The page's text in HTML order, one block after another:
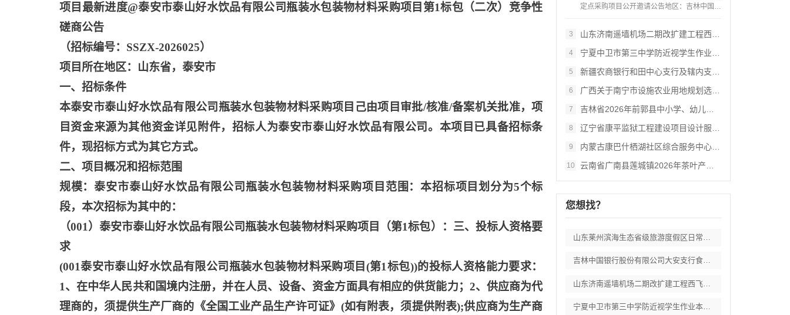
项目最新进度@泰安市泰山好水饮品有限公司瓶装水包装物材料采购项目第1标包（二次）竞争性
磋商公告
（招标编号： SSZX-2026025）
项目所在地区：山东省，泰安市
一、招标条件
本泰安市泰山好水饮品有限公司瓶装水包装物材料采购项目己由项目审批/核准/备案机关批准，项
目资金来源为其他资金详见附件，招标人为泰安市泰山好水饮品有限公司。本项目已具备招标条
件，现招标方式为其它方式。
二、项目概况和招标范围
规模：泰安市泰山好水饮品有限公司瓶装水包装物材料采购项目范围：本招标项目划分为5个标
段，本次招标为其中的：
（001）泰安市泰山好水饮品有限公司瓶装水包装物材料采购项目（第1标包）：三、投标人资格要
求
(001泰安市泰山好水饮品有限公司瓶装水包装物材料采购项目(第1标包))的投标人资格能力要求：
1、在中华人民共和国境内注册，并在人员、设备、资金方面具有相应的供货能力；2、供应商为代
理商的，须提供生产厂商的《全国工业产品生产许可证》(如有附表，须提供附表);供应商为生产商
定点采购项目公开邀请公告地区：吉林中国银
3
山东济南遥墙机场二期改扩建工程西飞行区场
4 宁夏中卫市第三中学防近视学生作业本采购项
5 新疆农商银行和田中心支行及辖内支行职工体
6 广西关于南宁市设施农业用地规划选址审查数
7 吉林省2026年前郭县中小学、幼儿园食堂
8 辽宁省康平监狱工程建设项目设计服务供应商
9 内蒙古康巴什栖湖社区综合服务中心--外立
10 云南省广南县莲城镇2026年茶叶产业提质
您想找？
山东莱州滨海生态省级旅游度假区日常运维委
吉林中国银行股份有限公司大安支行食堂食品
宁夏中卫市第三中学防近视学生作业本采购项